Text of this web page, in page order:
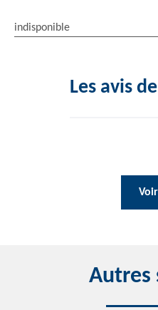
indisponible
Les avis
Autres